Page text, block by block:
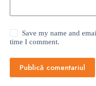
Save my name and
time I comment.
Publică comentariul